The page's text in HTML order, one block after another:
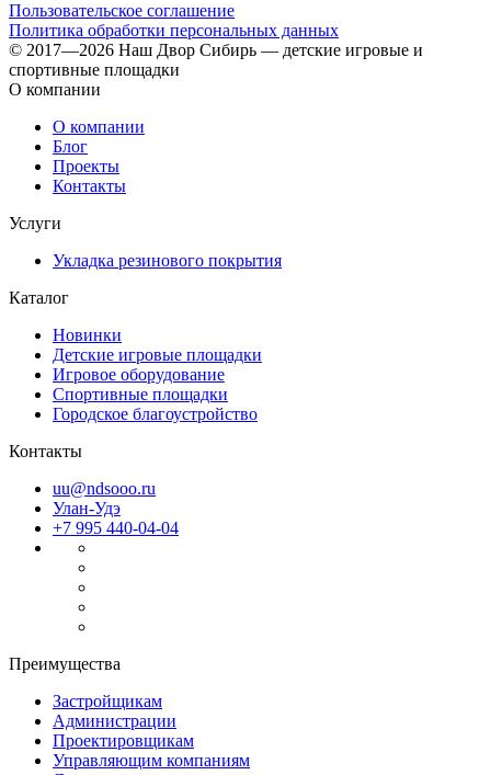
Пользовательское соглашение
Политика обработки персональных данных
© 2017—2026 Наш Двор Сибирь — детские игровые и
спортивные площадки
О компании
О компании
Блог
Проекты
Контакты
Услуги
Укладка резинового покрытия
Каталог
Новинки
Детские игровые площадки
Игровое оборудование
Спортивные площадки
Городское благоустройство
Контакты
uu@ndsooo.ru
Улан-Удэ
+7 995 440-04-04
Преимущества
Застройщикам
Администрации
Проектировщикам
Управляющим компаниям
Файлы cookie
с пользователями и обслуживания. Продолжая просмотр
страниц нашего сайта, вы принимаете условия
отношении обработки персональных данных
Принимаю